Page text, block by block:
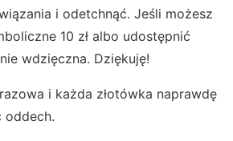
i odetchnąć. Jeśli możesz
10 zł albo udostępnić
wdzięczna. Dziękuję!
i każda złotówka naprawdę
oddech.